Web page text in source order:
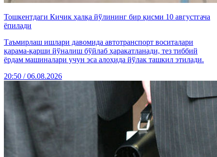
Тошкентдаги Кичик ҳалқа йўлининг бир қисми 10 августгача
ёпилади
Таъмирлаш ишлари давомида автотранспорт воситалари
қарама-қарши йўналиш бўйлаб ҳаракатланади, тез тиббий
ёрдам машиналари учун эса алоҳида йўлак ташкил этилади.
20:50 / 06.08.2026